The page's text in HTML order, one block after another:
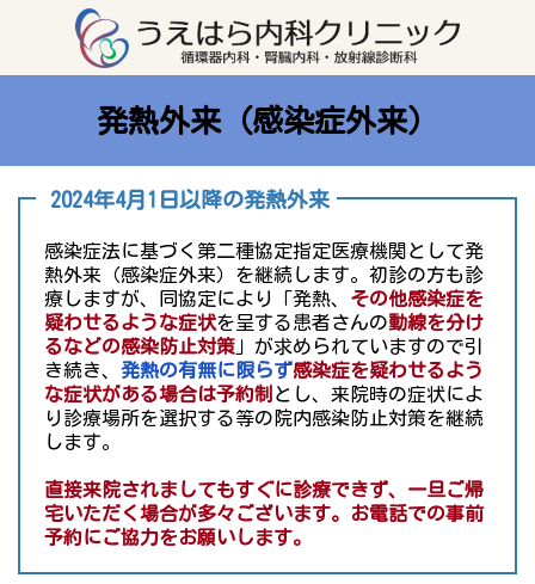
ツ
シ
発熱外来（感染症外来）
2024年4月1日以降の発熱外来
感染症法に基づく第二種協定指定医療機関として発
熱外来（感染症外来）を継続します。初診の方も診
療しますが、同協定により「発熱、 その他感染症を
疑わせるような症状を呈する患者さんの動線を分け
るなどの感染防止対策」が求められていますので引
き続き、 発熱の有無に限らず感染症を疑わせるよう
な症状がある場合は予約制 とし、来院時の症状によ
り診療場所を選択する等の院内感染防止対策を継続
します。
直接来院されましてもすぐに診療できず、一旦ご帰
宅いただく場合が多々ございます。お電話での事前
予約にご協力をお願いします。